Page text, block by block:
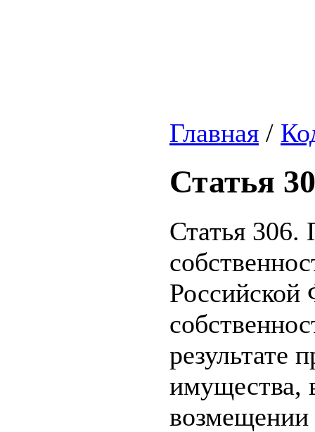
Главная /
Статья
Статья 306.
Российской
результате
имущества,
возмещении